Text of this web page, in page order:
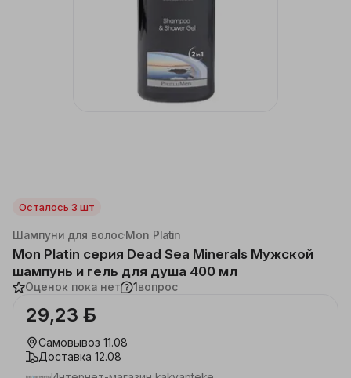
Осталось 3 шт
Каталог
Красота, здоровье
Уход за волосами
Шампуни для волосMon Platin
Mon Platin серия Dead Sea Minerals Мужской
шампунь и гель для душа 400 мл
Оценок пока нет 1вопрос
29,23 ƃ
Самовывоз 11.08
Доставка 12.08